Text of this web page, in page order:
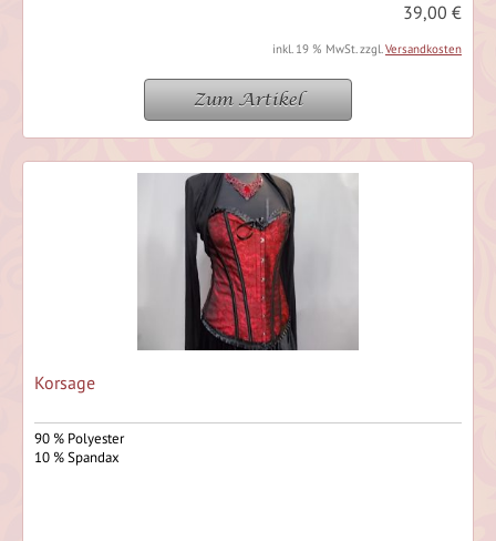
39,00 €
inkl. 19 % MwSt. zzgl.Versandkosten
Zum Artikel
Korsage
90 % Polyester
10 % Spandax